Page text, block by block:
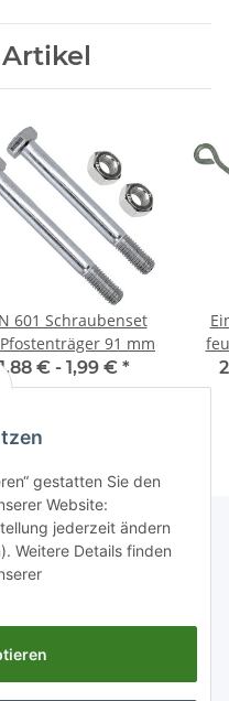
601 Schraubenset
91 mm
1,88 € - 1,99 € *
gestatten Sie den
Website:
jederzeit ändern
Weitere Details finden